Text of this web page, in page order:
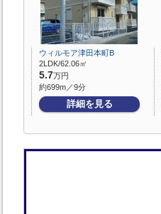
ウィルモア津田本町B
2LDK/62.06㎡
5.7万円
約699m／9分
詳細を見る